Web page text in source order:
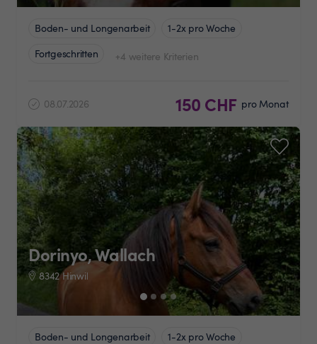
Boden- und Longenarbeit
1-2x pro Woche
Fortgeschritten
+4 weitere Kriterien
08.07.2026 150 CHF pro Monat
Dorinyo, Wallach
8342 Hinwil
Boden- und Longenarbeit
1-2x pro Woche